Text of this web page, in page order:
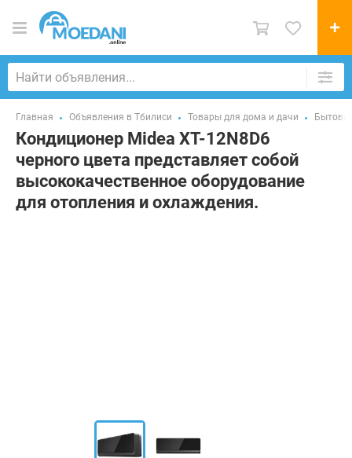
Главная Объявления в Тбилиси Товары для дома и дачи
Кондиционер Midea XT-12N8D6
черного цвета представляет собой
высококачественное оборудование
для отопления и охлаждения.